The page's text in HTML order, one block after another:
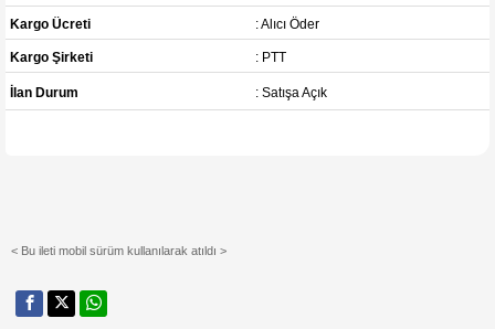
Kargo Ücreti : Alıcı Öder
Kargo Şirketi : PTT
İlan Durum : Satışa Açık
< Bu ileti mobil sürüm kullanılarak atıldı >